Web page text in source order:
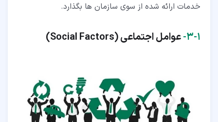
خدمات ارائه شده از سوی سازمان ها بگذارد.
۱‏-‏۳‏- عوامل اجتماعی (Social Factors
)